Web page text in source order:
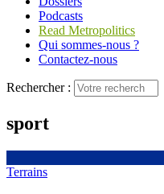
Podcasts
Read Metropolitics
Qui sommes-nous ?
Contactez-nous
Rechercher :
sport
Terrains